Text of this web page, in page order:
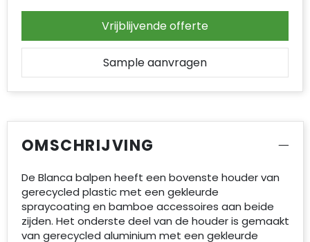
Vrijblijvende offerte
Sample aanvragen
OMSCHRIJVING
De Blanca balpen heeft een bovenste houder van
gerecycled plastic met een gekleurde
spraycoating en bamboe accessoires aan beide
zijden. Het onderste deel van de houder is gemaakt
van gerecycled aluminium met een gekleurde